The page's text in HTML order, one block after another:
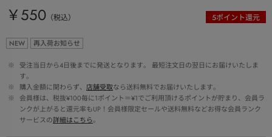
￥550 （税込） 5ポイント還元
NEW 再入荷お知らせ
※
受注当日から4日後までに発送となります。 最短注文日の翌日にお届けいたしま
す。
※
購入金額に関わらず、 店舗受取なら送料無料でお届けいたします。
※
会員様は、税抜¥100毎に1ポイント＝¥1でご利用頂けるポイントが貯まり、会員ラ
ンクが上がると還元率もUP！会員様限定セールや送料無料などお得な会員ランク
サービスの詳細はこちら。